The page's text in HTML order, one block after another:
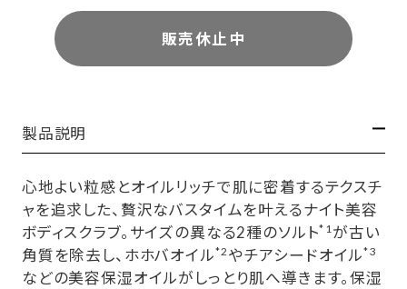
販売休止中
製品説明
心地よい粒感とオイルリッチで肌に密着するテクスチ
ャを追求した、贅沢なバスタイムを叶えるナイト美容
ボディスクラブ。サイズの異なる2種のソルト*1が古い
角質を除去し、ホホバオイル*2 やチアシードオイル*3
などの美容保湿オイルがしっとり肌へ導きます。保湿